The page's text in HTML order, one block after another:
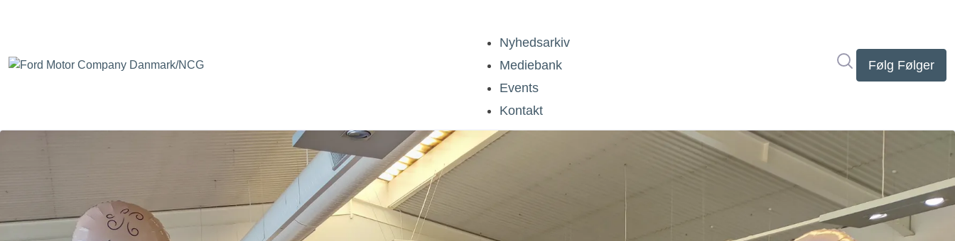
Nyhedsarkiv
Mediebank
Events
Kontakt
Følg Følger